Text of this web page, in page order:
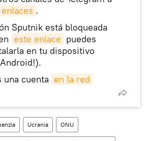
enlaces .
Sputnik está bloqueada
este enlace puedes
en tu dispositivo
una cuenta en la red
Ucrania ONU